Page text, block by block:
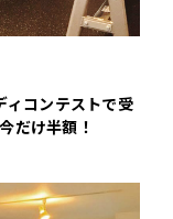
ィコンテストで受
だけ半額！